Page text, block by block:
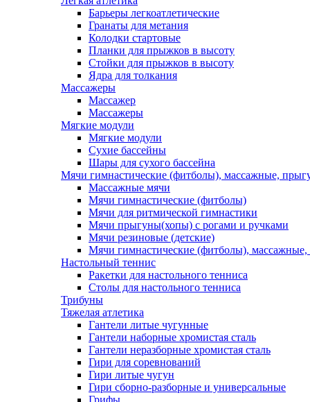
Барьеры легкоатлетические
Гранаты для метания
Колодки стартовые
Планки для прыжков в высоту
Стойки для прыжков в высоту
Ядра для толкания
Массажеры
Массажер
Массажеры
Мягкие модули
Мягкие модули
Сухие бассейны
Шары для сухого бассейна
Мячи гимнастические (фитболы), массажные,
Массажные мячи
Мячи гимнастические (фитболы)
Мячи для ритмической гимнастики
Мячи прыгуны(хопы) с рогами и ручками
Мячи резиновые (детские)
Мячи гимнастические (фитболы),
Настольный теннис
Ракетки для настольного тенниса
Столы для настольного тенниса
Трибуны
Тяжелая атлетика
Гантели литые чугунные
Гантели наборные хромистая сталь
Гантели неразборные хромистая сталь
Гири для соревнований
Гири литые чугун
Гири сборно-разборные и универсальные
Грифы